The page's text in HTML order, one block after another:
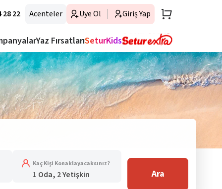
28 22 Acenteler Üye Ol Giriş Yap
Yaz FırsatlarıSeturKids
Kaç Kişi Konaklayacaksınız?
1 Oda, 2 Yetişkin Ara